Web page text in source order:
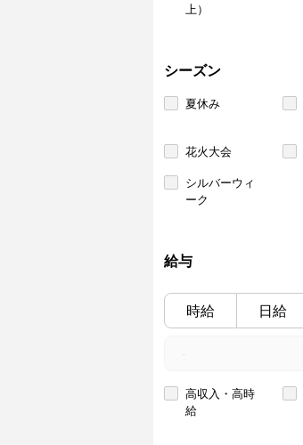
上）
シーズン
夏休み
花火大会
シルバーウィ
ーク
給与
時給 日給
高収入・高時
給